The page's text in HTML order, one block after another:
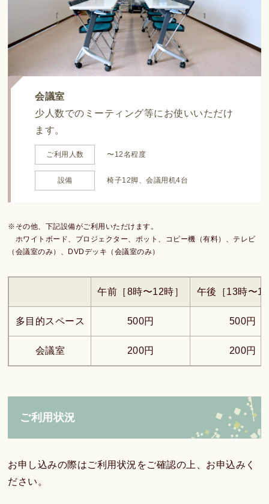
会議室
少人数でのミーティング等にお使いいただけ
ます。
ご利用人数 〜12名程度
設備 椅子12脚、会議用机4台
※その他、下記設備がご利用いただけます。
ホワイトボード、プロジェクター、ポット、コピー機（有料）、テレビ
（会議室のみ）、DVDデッキ（会議室のみ）
午前［8時〜12時］ 午後［13時〜
多目的スペース 500円 500円
会議室 200円 200円
ご利用状況
お申し込みの際はご利用状況をご確認の上、お申込みく
ださい。